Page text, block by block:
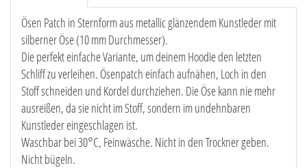
Ösen Patch in Sternform aus metallic glänzendem Kunstleder mit
silberner Öse (10 mm Durchmesser).
Die perfekt einfache Variante, um deinem Hoodie den letzten
Schliff zu verleihen. Ösenpatch einfach aufnähen, Loch in den
Stoff schneiden und Kordel durchziehen. Die Öse kann nie mehr
ausreißen, da sie nicht im Stoff, sondern im undehnbaren
Kunstleder eingeschlagen ist.
Waschbar bei 30°C, Feinwäsche. Nicht in den Trockner geben.
Nicht bügeln.